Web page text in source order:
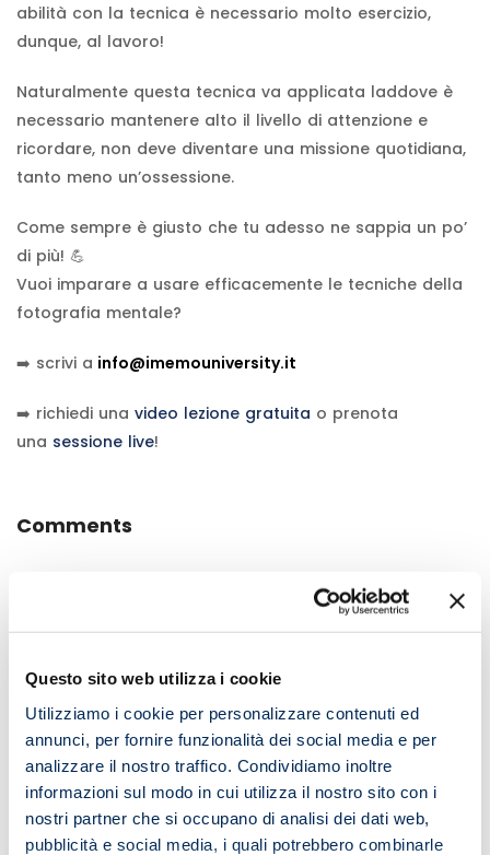
Questo sito web utilizza i cookie
Utilizziamo i cookie per personalizzare contenuti ed
annunci, per fornire funzionalità dei social media e per
analizzare il nostro traffico. Condividiamo inoltre
informazioni sul modo in cui utilizza il nostro sito con i
nostri partner che si occupano di analisi dei dati web,
pubblicità e social media, i quali potrebbero combinarle
abilità con la tecnica è necessario molto esercizio,
dunque, al lavoro!
Naturalmente questa tecnica va applicata laddove è
necessario mantenere alto il livello di attenzione e
ricordare, non deve diventare una missione quotidiana,
tanto meno un’ossessione.
Come sempre è giusto che tu adesso ne sappia un po’
di più! 💪
Vuoi imparare a usare efficacemente le tecniche della
fotografia mentale?
➡️ scrivi a info@imemouniversity.it
➡️ richiedi una video lezione gratuita o prenota
una sessione live!
Comments
obbligatori sono contrassegnati
Commento*